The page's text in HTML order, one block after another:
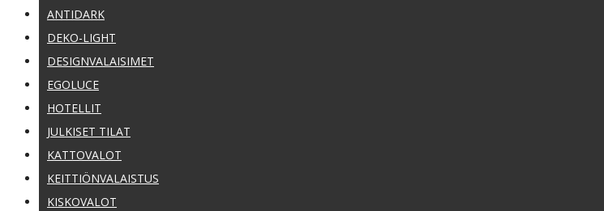
ANTIDARK
DEKO-LIGHT
DESIGNVALAISIMET
EGOLUCE
HOTELLIT
JULKISET TILAT
KATTOVALOT
KEITTIÖNVALAISTUS
KISKOVALOT